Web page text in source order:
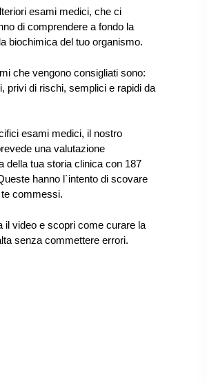
esami medici, che ci
di comprendere a fondo la
biochimica del tuo organismo.
che vengono consigliati sono:
privi di rischi, semplici e rapidi da
esami medici, il nostro
una valutazione
della tua storia clinica con 187
hanno l`intento di scovare
commessi.
il video e scopri come curare la
senza commettere errori.